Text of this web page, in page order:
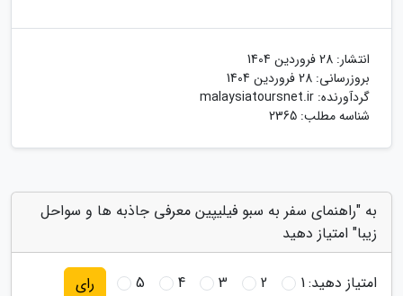
انتشار: 28 فروردین 1404
بروزرسانی: 28 فروردین 1404
گردآورنده: malaysiatoursnet.ir
شناسه مطلب: 2365
به "راهنمای سفر به سبو فیلیپین معرفی جاذبه ها و سواحل
زیبا" امتیاز دهید
امتیاز دهید:1
2
3
4
5 رای